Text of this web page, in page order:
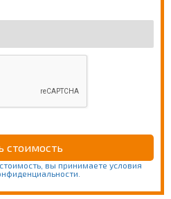
вы принимаете условия